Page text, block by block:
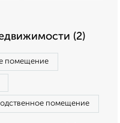
(2)
помещение
помещение